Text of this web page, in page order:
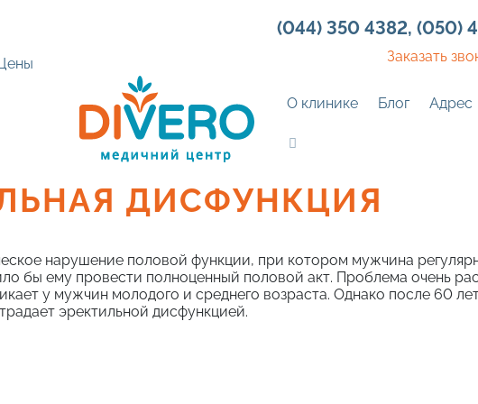
(044) 350 4382, (050)
Заказать
О клинике Блог Адрес
ДИСФУНКЦИЯ
нарушение половой функции, при котором мужчина
бы ему провести полноценный половой акт. Проблема очень
у мужчин молодого и среднего возраста. Однако после 60
эректильной дисфункцией.